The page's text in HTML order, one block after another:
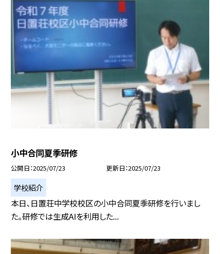
小中合同夏季研修
公開日 2025/07/23 更新日 2025/07/23
学校紹介
本日、日置荘中学校校区の小中合同夏季研修を行いまし
た。研修では生成AIを利用した...